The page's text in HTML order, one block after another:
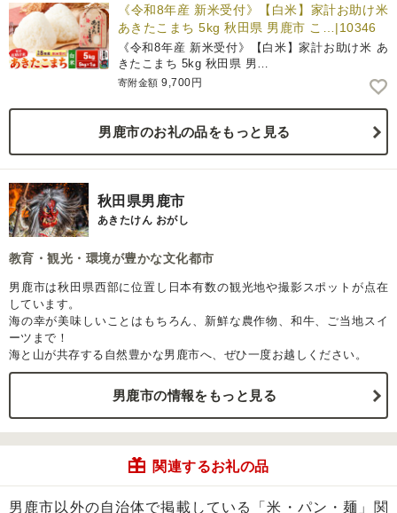
《令和8年産 新米受付》【白米】家計お助け米
あきたこまち 5kg 秋田県 男鹿市 こ…|10346
《令和8年産 新米受付》【白米】家計お助け米 あ
きたこまち 5kg 秋田県 男…
寄附金額 9,700円
男鹿市のお礼の品をもっと見る
秋田県男鹿市
あきたけん おがし
教育・観光・環境が豊かな文化都市
男鹿市は秋田県西部に位置し日本有数の観光地や撮影スポットが点在
しています。
海の幸が美味しいことはもちろん、新鮮な農作物、和牛、ご当地スイ
ーツまで！
海と山が共存する自然豊かな男鹿市へ、ぜひ一度お越しください。
男鹿市の情報をもっと見る
関連するお礼の品
男鹿市以外の自治体で掲載している「米・パン・麺」関